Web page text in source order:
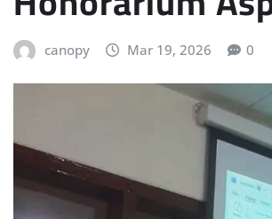
canopy Mar 19, 2026 0